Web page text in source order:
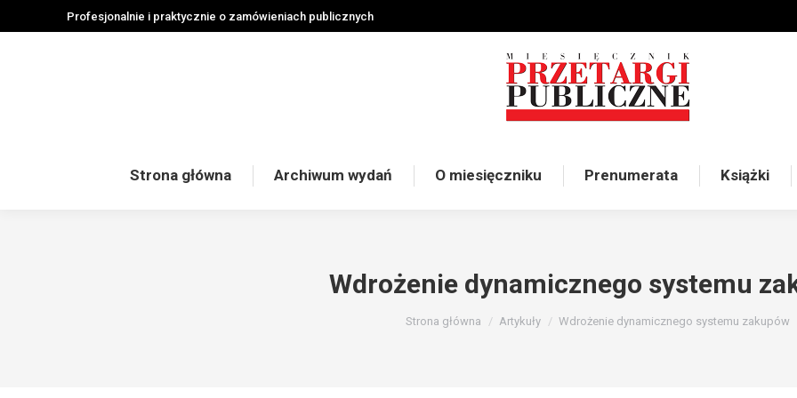
Profesjonalnie i praktycznie o zamówieniach publicznych
Strona główna Archiwum wydań O miesięczniku Prenumerata Książki
Wdrożenie dynamicznego systemu
Strona główna Artykuły Wdrożenie dynamicznego systemu zakupów